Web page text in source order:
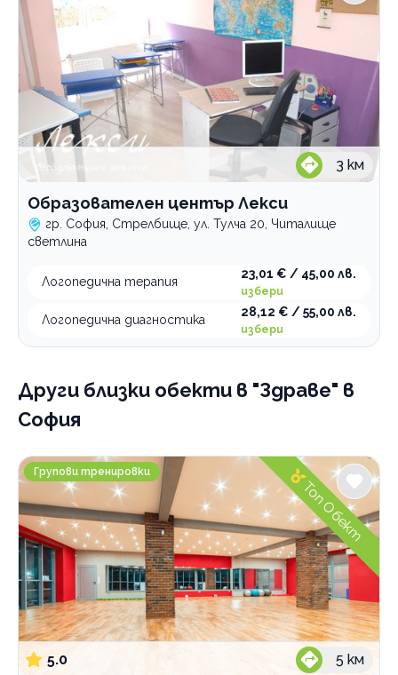
3 км
Образователен център Лекси
гр. София, Стрелбище, ул. Тулча 20, Читалище
светлина
Логопедична терапия
23,01 € / 45,00 лв.
избери
Логопедична диагностика
28,12 € / 55,00 лв.
избери
Други близки обекти в "Здраве" в
София
M Sport&kids
Групови тренировки
5.0 5 км
Топ Обект
Лаборатории
Медицински услуги
Рехабилитация
Стоматологични услуги
По домовете